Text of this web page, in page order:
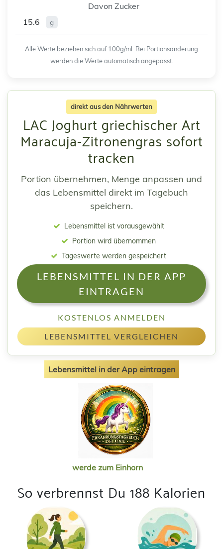
Davon Zucker
15.6
g
Alle Werte beziehen sich auf 100g/ml. Bei Portionsänderung
werden die Werte automatisch angepasst.
direkt aus den Nährwerten
LAC Joghurt griechischer Art
Maracuja-Zitronengras sofort
tracken
Portion übernehmen, Menge anpassen und
das Lebensmittel direkt im Tagebuch
speichern.
Lebensmittel ist vorausgewählt
Portion wird übernommen
Tageswerte werden gespeichert
LEBENSMITTEL IN DER APP
EINTRAGEN
KOSTENLOS ANMELDEN
LEBENSMITTEL VERGLEICHEN
Lebensmittel in der App eintragen
werde zum Einhorn
So verbrennst Du 188 Kalorien